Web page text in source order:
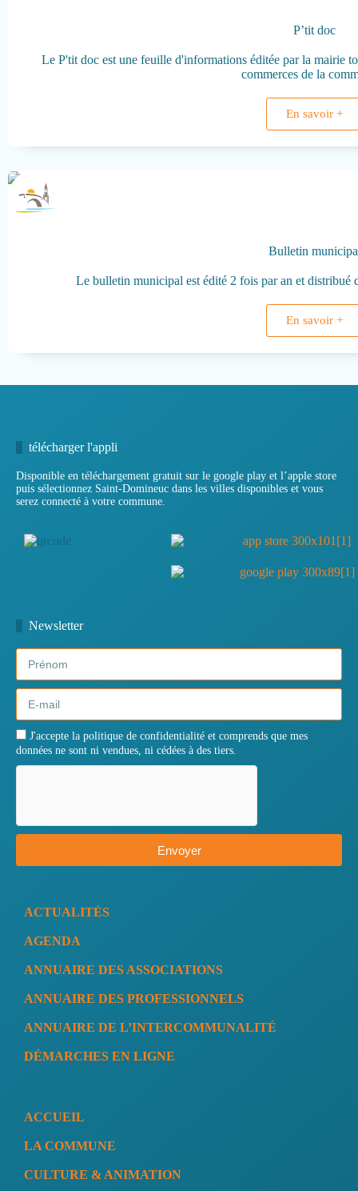
P’tit doc
Le P'tit doc est une feuille d'informations éditée par la mairie
commerces de la
En savoir +
Bulletin
Le bulletin municipal est édité 2 fois par an et distribué
En savoir +
télécharger l'appli
Disponible en téléchargement gratuit sur le google play et l’apple store
puis sélectionnez Saint-Domineuc dans les villes disponibles et vous
serez connecté à votre commune.
Newsletter
J'accepte la politique de confidentialité et comprends que mes
données ne sont ni vendues, ni cédées à des tiers.
Envoyer
ACTUALITÉS
AGENDA
ANNUAIRE DES ASSOCIATIONS
ANNUAIRE DES PROFESSIONNELS
ANNUAIRE DE L’INTERCOMMUNALITÉ
DÉMARCHES EN LIGNE
ACCUEIL
LA COMMUNE
CULTURE & ANIMATION